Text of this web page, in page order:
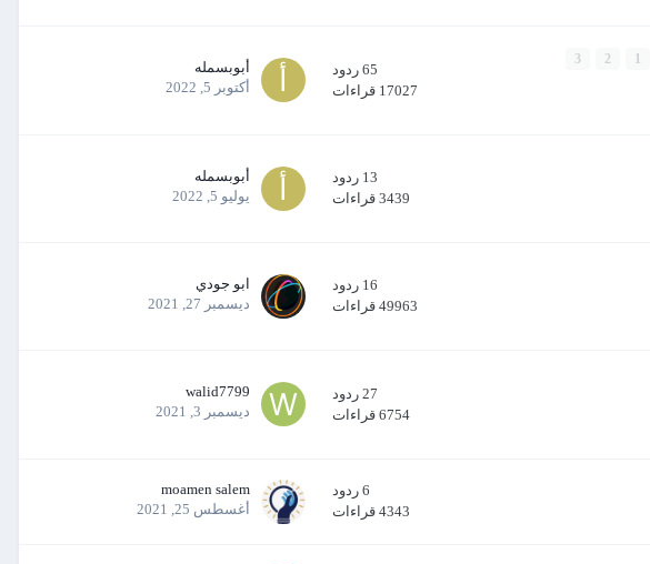
1
2
3
65 ردود
17027 قراءات
أبوبسمله
أكتوبر 5, 2022
13 ردود
3439 قراءات
أبوبسمله
يوليو 5, 2022
16 ردود
49963 قراءات
ابو جودي
ديسمبر 27, 2021
27 ردود
6754 قراءات
walid7799
ديسمبر 3, 2021
6 ردود
4343 قراءات
moamen salem
أغسطس 25, 2021